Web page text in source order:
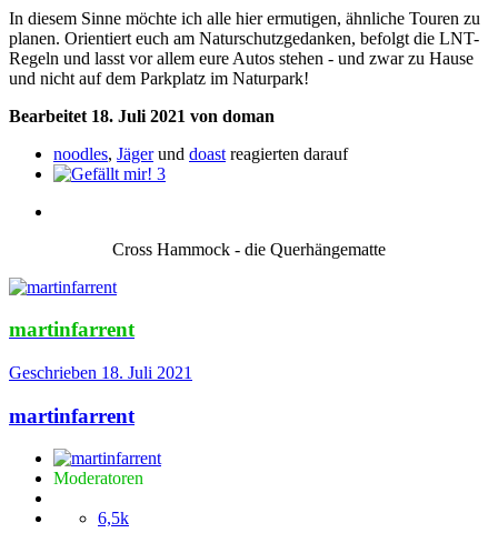
In diesem Sinne möchte ich alle hier ermutigen, ähnliche Touren zu
planen. Orientiert euch am Naturschutzgedanken, befolgt die LNT-
Regeln und lasst vor allem eure Autos stehen - und zwar zu Hause
und nicht auf dem Parkplatz im Naturpark!
Bearbeitet 18. Juli 2021 von doman
noodles, Jägerund doast reagierten darauf
3
Cross Hammock - die Querhängematte
martinfarrent
Geschrieben 18. Juli 2021
martinfarrent
Moderatoren
6,5k